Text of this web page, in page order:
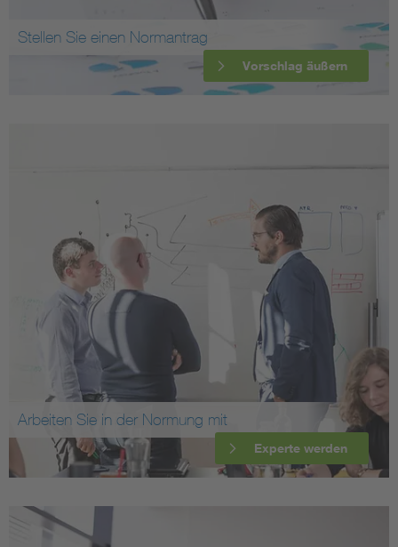
Stellen Sie einen Normantrag
Vorschlag äußern
Arbeiten Sie in der Normung mit
Experte werden